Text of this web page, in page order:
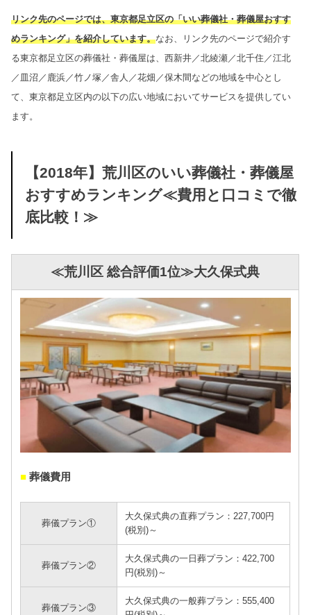
リンク先のページでは、東京都足立区の「いい葬儀社・葬儀屋おすす
めランキング」を紹介しています。なお、リンク先のページで紹介す
る東京都足立区の葬儀社・葬儀屋は、西新井／北綾瀬／北千住／江北
／皿沼／鹿浜／竹ノ塚／舎人／花畑／保木間などの地域を中心とし
て、東京都足立区内の以下の広い地域においてサービスを提供してい
ます。
【2018年】荒川区のいい葬儀社・葬儀屋
おすすめランキング≪費用と口コミで徹
底比較！≫
≪荒川区 総合評価1位≫大久保式典
■ 葬儀費用
葬儀プラン①
大久保式典の直葬プラン：227,700円
(税別)～
葬儀プラン②
大久保式典の一日葬プラン：422,700
円(税別)～
葬儀プラン③
大久保式典の一般葬プラン：555,400